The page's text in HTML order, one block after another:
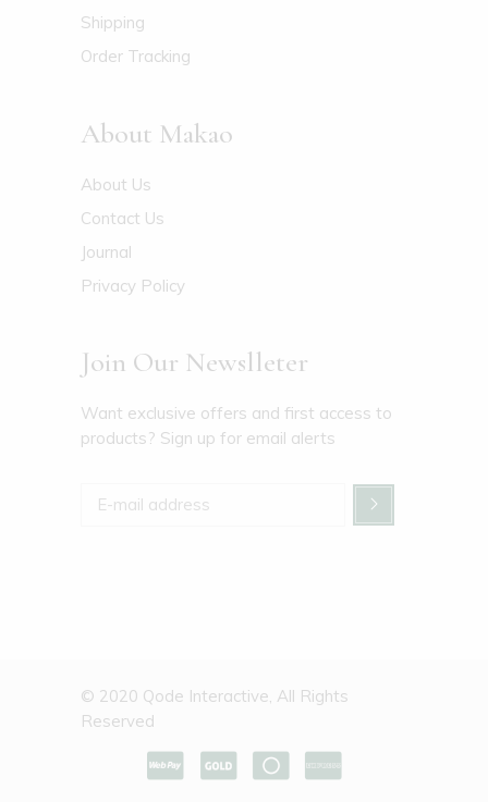
Shipping
Order Tracking
About Makao
About Us
Contact Us
Journal
Privacy Policy
Join Our Newslleter
Want exclusive offers and first access to
products? Sign up for email alerts
© 2020 Qode Interactive, All Rights
Reserved